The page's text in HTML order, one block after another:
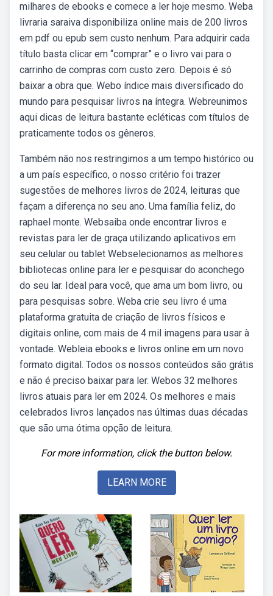
milhares de ebooks e comece a ler hoje mesmo. Weba
livraria saraiva disponibiliza online mais de 200 livros
em pdf ou epub sem custo nenhum. Para adquirir cada
título basta clicar em “comprar” e o livro vai para o
carrinho de compras com custo zero. Depois é só
baixar a obra que. Webo índice mais diversificado do
mundo para pesquisar livros na íntegra. Webreunimos
aqui dicas de leitura bastante ecléticas com títulos de
praticamente todos os gêneros.
Também não nos restringimos a um tempo histórico ou
a um país específico, o nosso critério foi trazer
sugestões de melhores livros de 2024, leituras que
façam a diferença no seu ano. Uma família feliz, do
raphael monte. Websaiba onde encontrar livros e
revistas para ler de graça utilizando aplicativos em
seu celular ou tablet Webselecionamos as melhores
bibliotecas online para ler e pesquisar do aconchego
do seu lar. Ideal para você, que ama um bom livro, ou
para pesquisas sobre. Weba crie seu livro é uma
plataforma gratuita de criação de livros físicos e
digitais online, com mais de 4 mil imagens para usar à
vontade. Webleia ebooks e livros online em um novo
formato digital. Todos os nossos conteúdos são grátis
e não é preciso baixar para ler. Webos 32 melhores
livros atuais para ler em 2024. Os melhores e mais
celebrados livros lançados nas últimas duas décadas
que são uma ótima opção de leitura.
For more information, click the button below.
LEARN MORE